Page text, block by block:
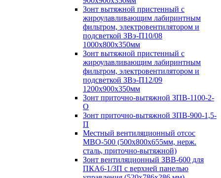
Зонт вытяжной пристенный с
жироулавливающим лабиринтным
фильтром, электровентилятором и
подсветкой ЗВэ-П10/08
1000х800х350мм
Зонт вытяжной пристенный с
жироулавливающим лабиринтным
фильтром, электровентилятором и
подсветкой ЗВэ-П12/09
1200х900х350мм
Зонт приточно-вытяжной ЗПВ-1100-2-
О
Зонт приточно-вытяжной ЗПВ-900-1,5-
П
Местный вентиляционный отсос
МВО-500 (500х800х655мм, нерж.
сталь, приточно-вытяжной)
Зонт вентиляционный ЗВВ-600 для
ПКА6-1/3П с верхней панелью